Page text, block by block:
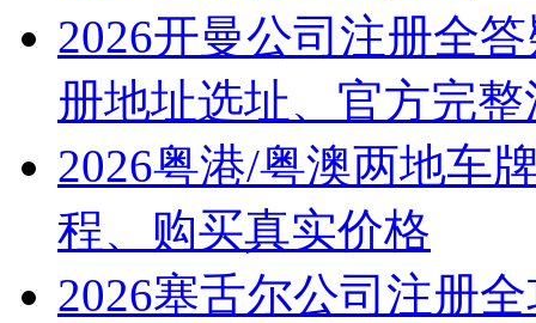
2026开曼公司注册全
册地址选址、官方完
2026粤港/粤澳两地车
程、购买真实价格
2026塞舌尔公司注册